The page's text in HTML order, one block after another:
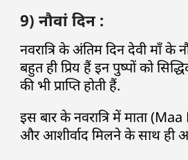
9) नौवां दिन :
नवरात्रि के अंतिम दिन देवी माँ के
बहुत ही प्रिय हैं इन पुष्पों को
की भी प्राप्ति होती हैं.
इस बार के नवरात्रि में माता
और आशीर्वाद मिलने के साथ ही